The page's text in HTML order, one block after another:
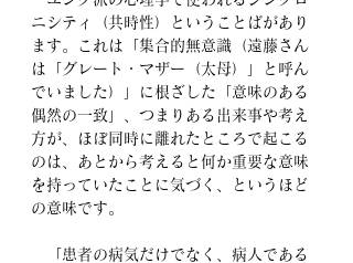
ニシティ（共時性）ということばがあり
ます。これは「集合的無意識（遠藤さん
は「グレート・マザー（太母）」と呼ん
でいました）」に根ざした「意味のある
偶然の一致」、つまりある出来事や考え
方が、ほぼ同時に離れたところで起こる
のは、あとから考えると何か重要な意味
を持っていたことに気づく、というほど
の意味です。
「患者の病気だけでなく、病人である